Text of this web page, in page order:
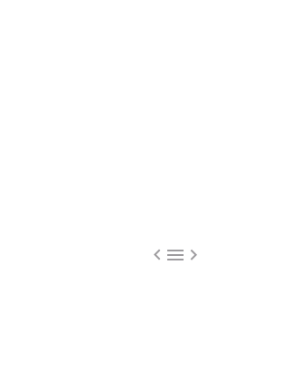
